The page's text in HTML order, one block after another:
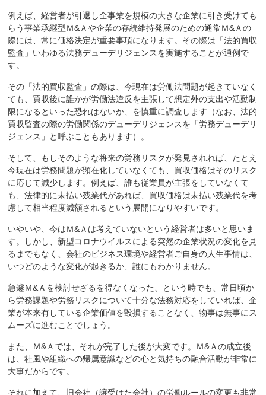
例えば、経営者が引退し全事業を規模の大きな企業に引き受けても
らう事業承継型Ｍ&Ａや企業の存続維持発展のための通常Ｍ&Ａの
際には、常に価格決定が重要事項になります。その際は「法的買収
監査」いわゆる法務デューデリジェンスを実施することが通例で
す。
その「法的買収監査」の際は、今現在は労働法問題が起きていなく
ても、買収後に誰かが労働法違反を主張して想定外の支出や活動制
限になるといった恐れはないか、を慎重に調査します（なお、法的
買収監査の際の労働関係のデューデリジェンスを「労務デューデリ
ジェンス」と呼ぶこともあります）。
そして、もしそのような将来の労務リスクが発見されれば、たとえ
今現在は労務問題が顕在化していなくても、買収価格はそのリスク
に応じて減少します。例えば、誰も従業員が主張をしていなくて
も、法律的に未払い残業代があれば、買収価格は未払い残業代を考
慮して相当程度減額されるという展開になりやすいです。
いやいや、今はＭ&Ａは考えていないという経営者は多いと思いま
す。しかし、新型コロナウイルスによる突然の企業状況の変化を見
るまでもなく、会社のビジネス環境や経営者ご自身の人生事情は、
いつどのような変化が起きるか、誰にもわかりません。
急遽Ｍ&Ａを検討せざるを得なくなった、という時でも、常日頃か
ら労務課題や労務リスクについて十分な法務対応をしていれば、企
業が本来有している企業価値を毀損することなく、物事は無事にス
ムーズに進むことでしょう。
また、Ｍ&Ａでは、それが完了した後が大変です。Ｍ&Ａの成立後
は、社風や組織への帰属意識などの心と気持ちの融合活動が非常に
大事だからです。
それに加えて、旧会社（譲受けた会社）の労働ルールの変更も非常